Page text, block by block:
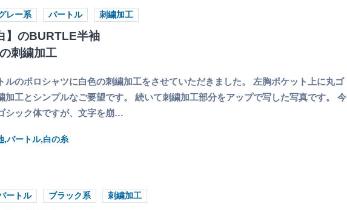
レー系 バートル 刺繍加工
】のBURTLE半袖
刺繍加工
ルのポロシャツに白色の刺繍加工をさせていただきました。 左胸ポケット上に丸ゴ
加工とシンプルなご要望です。 続いて刺繍加工部分をアップで写した写真です。 今
シック体ですが、文字を崩…
,バートル,白の糸
ートル ブラック系 刺繍加工